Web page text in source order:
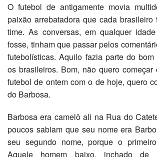
O futebol de antigamente movia
paixão arrebatadora que cada brasileiro
time. As conversas, em qualquer
fosse, tinham que passar pelos
futebolísticas. Aquilo fazia parte do
os brasileiros. Bom, não quero começar
futebol de ontem com o de hoje, quero
do Barbosa.
Barbosa era camelô ali na Rua do
poucos sabiam que seu nome era
seu segundo nome, porque o
Aquele homem baixo, inchado de